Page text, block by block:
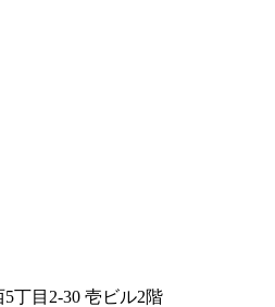
丁目2-30 壱ビル2階